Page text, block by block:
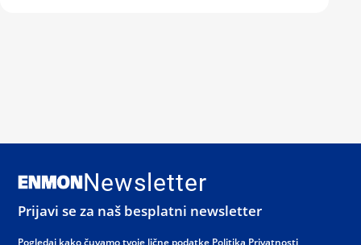
Newsletter
Prijavi se za naš besplatni newsletter
Pogledaj kako čuvamo tvoje lične podatke Politika Privatnosti